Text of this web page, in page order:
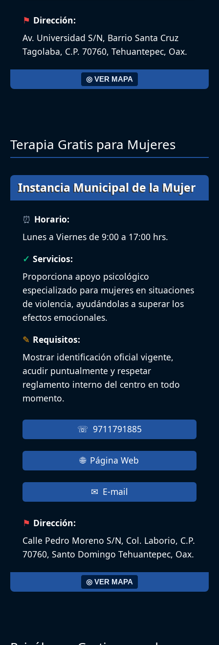
Dirección:
Av. Universidad S/N, Barrio Santa Cruz
Tagolaba, C.P. 70760, Tehuantepec, Oax.
◎ VER MAPA
Terapia Gratis para Mujeres
Instancia Municipal de la Mujer
Horario:
Lunes a Viernes de 9:00 a 17:00 hrs.
Servicios:
Proporciona apoyo psicológico
especializado para mujeres en situaciones
de violencia, ayudándolas a superar los
efectos emocionales.
Requisitos:
Mostrar identificación oficial vigente,
acudir puntualmente y respetar
reglamento interno del centro en todo
momento.
9711791885
Página Web
E-mail
Dirección:
Calle Pedro Moreno S/N, Col. Laborio, C.P.
70760, Santo Domingo Tehuantepec, Oax.
◎ VER MAPA